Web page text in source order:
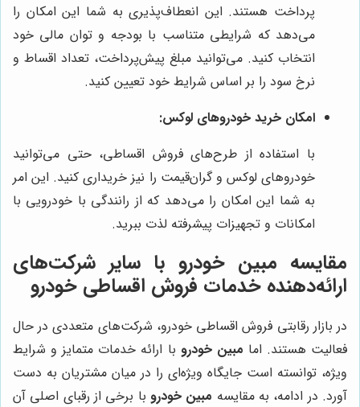
پرداخت هستند. این انعطاف‌پذیری به شما این امکان را
می‌دهد که شرایطی متناسب با بودجه و توان مالی خود
انتخاب کنید. می‌توانید مبلغ پیش‌پرداخت، تعداد اقساط و
نرخ سود را بر اساس شرایط خود تعیین کنید.
امکان خرید خودروهای لوکس:
با استفاده از طرح‌های فروش اقساطی، حتی می‌توانید
خودروهای لوکس و گران‌قیمت را نیز خریداری کنید. این امر
به شما این امکان را می‌دهد که از رانندگی با خودرویی با
امکانات و تجهیزات پیشرفته لذت ببرید.
مقایسه مبین خودرو با سایر شرکت‌های
ارائه‌دهنده خدمات فروش اقساطی خودرو
در بازار رقابتی فروش اقساطی خودرو، شرکت‌های متعددی در حال
فعالیت هستند. اما مبین خودرو با ارائه خدمات متمایز و شرایط
ویژه، توانسته است جایگاه ویژه‌ای را در میان مشتریان به دست
آورد. در ادامه، به مقایسه مبین خودرو با برخی از رقبای اصلی آن